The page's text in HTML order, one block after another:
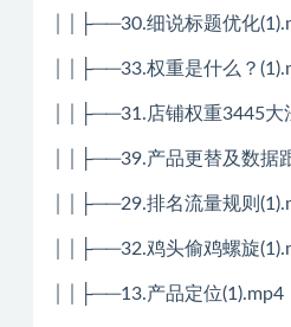
││├──30.细说标题优化
││├──33.权重是什么？
││├──31.店铺权重3445大
││├──39.产品更替及数据
││├──29.排名流量规则
││├──32.鸡头偷鸡螺旋
││├──13.产品定位(1).mp4